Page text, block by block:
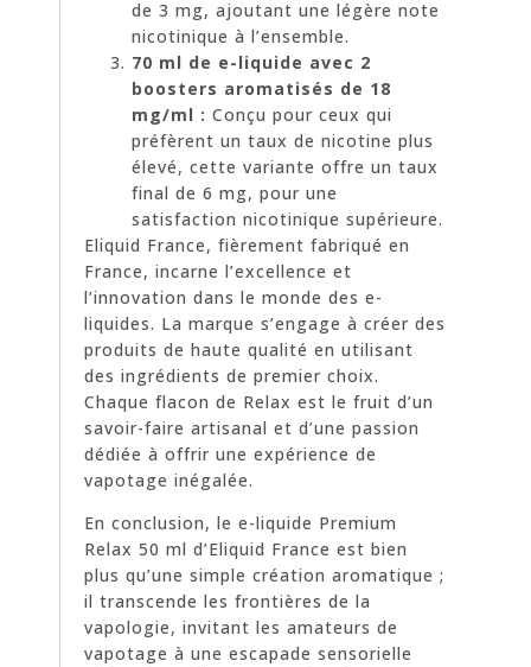
de 3 mg, ajoutant une légère note
nicotinique à l’ensemble.
70 ml de e-liquide avec 2
boosters aromatisés de 18
mg/ml : Conçu pour ceux qui
préfèrent un taux de nicotine plus
élevé, cette variante offre un taux
final de 6 mg, pour une
satisfaction nicotinique supérieure.
Eliquid France, fièrement fabriqué en
France, incarne l’excellence et
l’innovation dans le monde des e-
liquides. La marque s’engage à créer des
produits de haute qualité en utilisant
des ingrédients de premier choix.
Chaque flacon de Relax est le fruit d’un
savoir-faire artisanal et d’une passion
dédiée à offrir une expérience de
vapotage inégalée.
En conclusion, le e-liquide Premium
Relax 50 ml d’Eliquid France est bien
plus qu’une simple création aromatique ;
il transcende les frontières de la
vapologie, invitant les amateurs de
vapotage à une escapade sensorielle